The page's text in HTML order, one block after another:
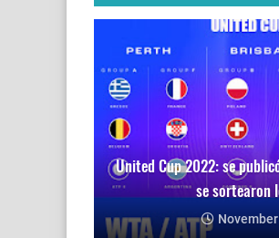
United Cup 2022: se
se sortearon